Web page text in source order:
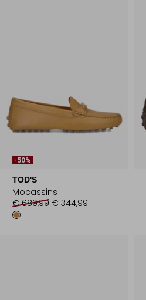
-50%
TOD'S
Mocassins
€ 689,99 € 344,99